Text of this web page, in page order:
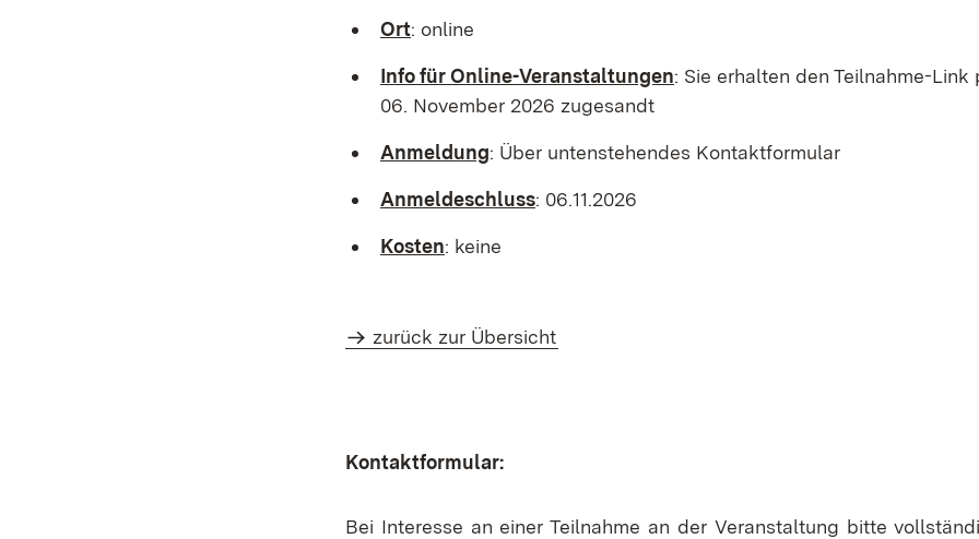
Ort: online
Info für Online-Veranstaltungen: Sie erhalten den Teilnahme-Link
06. November 2026 zugesandt
Anmeldung: Über untenstehendes Kontaktformular
Anmeldeschluss: 06.11.2026
Kosten: keine
zurück zur Übersicht
Kontaktformular:
Bei Interesse an einer Teilnahme an der Veranstaltung bitte